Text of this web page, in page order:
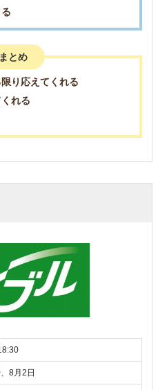
とめ
り応えてくれる
れる
8月2日